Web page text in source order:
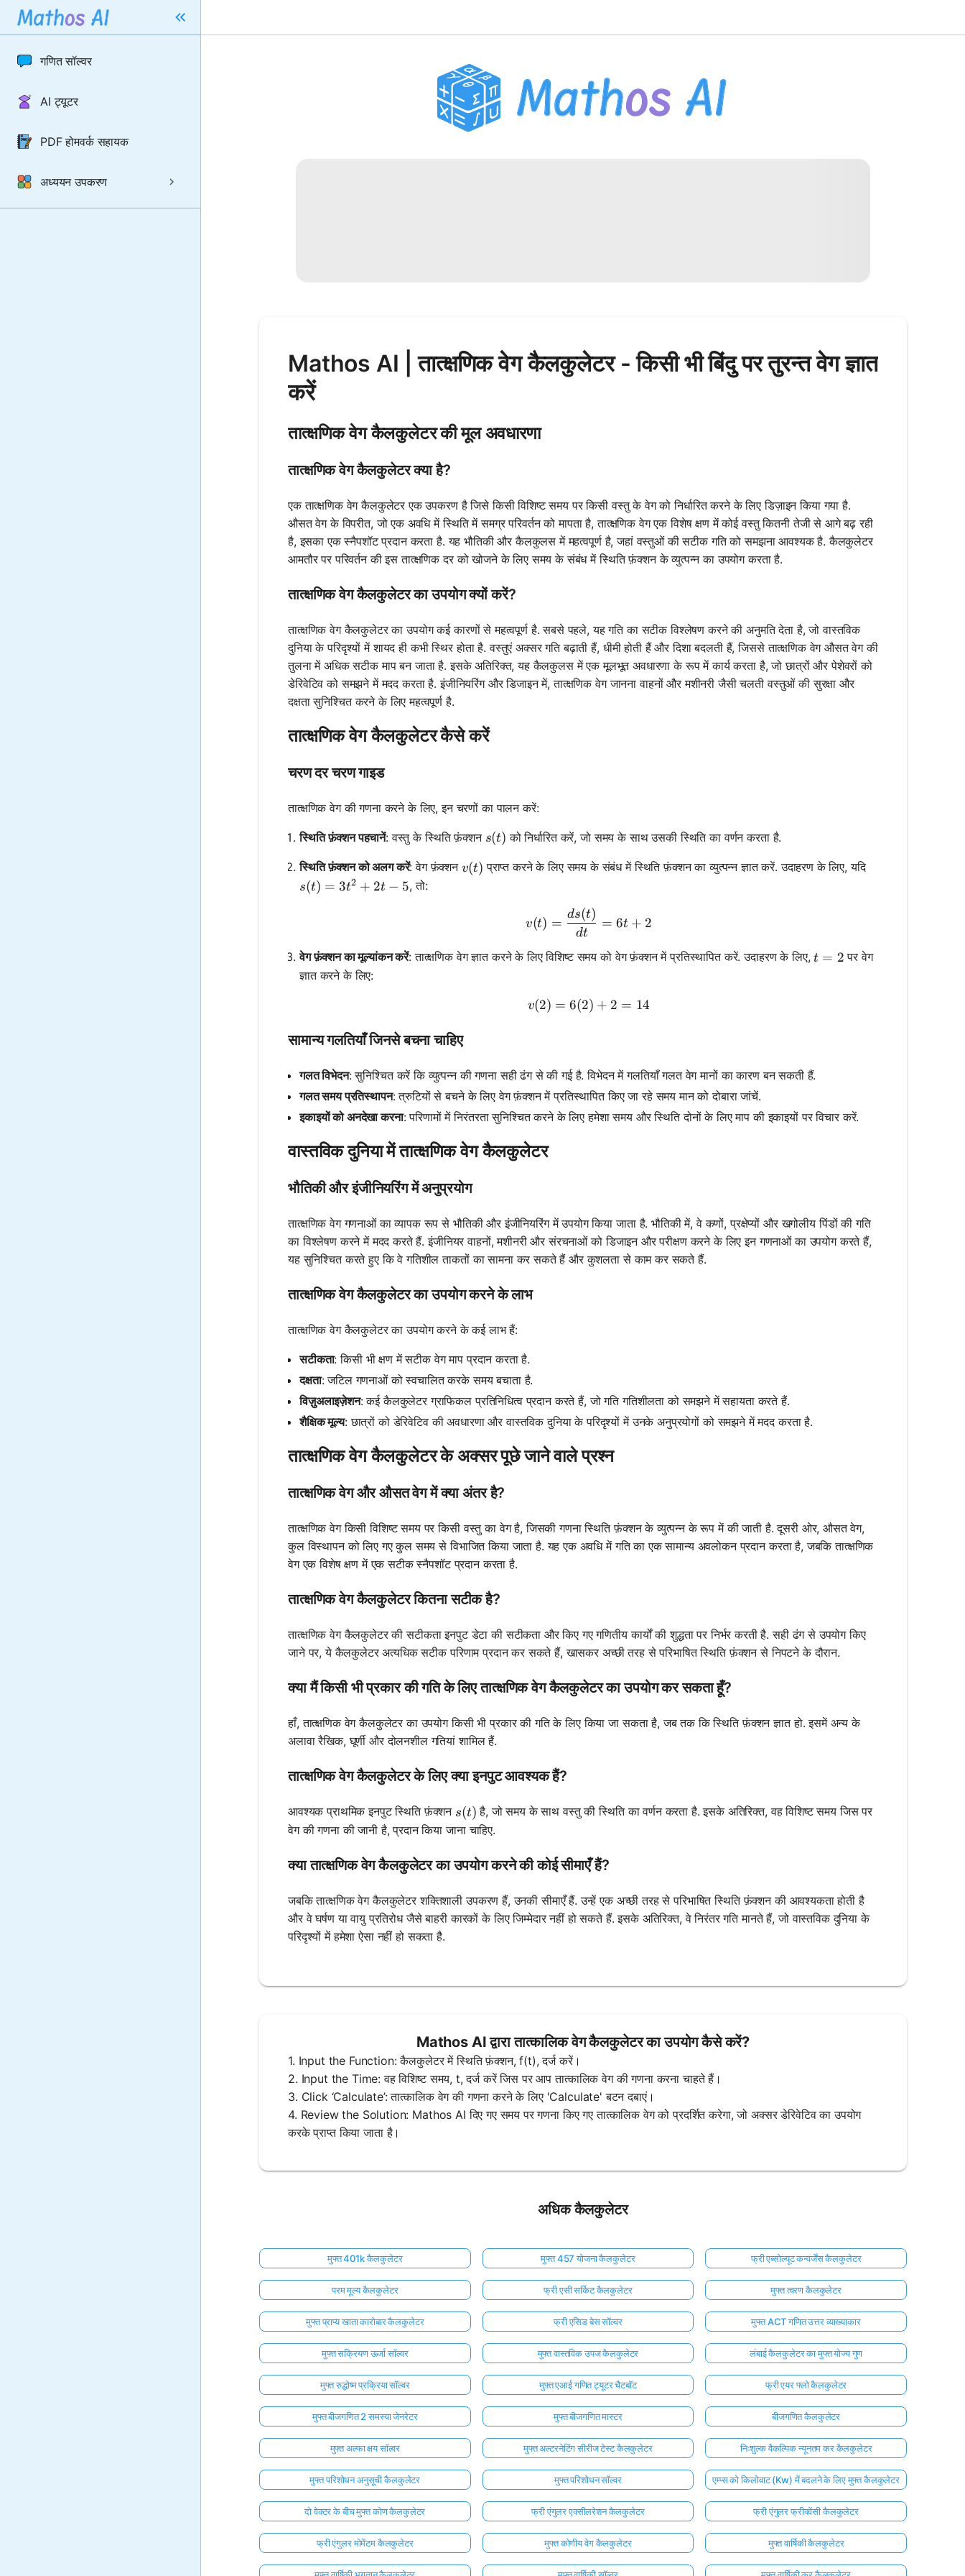
गणित सॉल्वर
AI ट्यूटर
PDF होमवर्क सहायक
अध्ययन उपकरण
Mathos AI | तात्क्षणिक वेग कैलकुलेटर - किसी भी बिंदु पर तुरन्त वेग ज्ञात
करें
तात्क्षणिक वेग कैलकुलेटर की मूल अवधारणा
तात्क्षणिक वेग कैलकुलेटर क्या है?
एक तात्क्षणिक वेग कैलकुलेटर एक उपकरण है जिसे किसी विशिष्ट समय पर किसी वस्तु के वेग को निर्धारित करने के लिए डिज़ाइन किया गया है.
औसत वेग के विपरीत, जो एक अवधि में स्थिति में समग्र परिवर्तन को मापता है, तात्क्षणिक वेग एक विशेष क्षण में कोई वस्तु कितनी तेजी से आगे बढ़ रही
है, इसका एक स्नैपशॉट प्रदान करता है. यह भौतिकी और कैलकुलस में महत्वपूर्ण है, जहां वस्तुओं की सटीक गति को समझना आवश्यक है. कैलकुलेटर
आमतौर पर परिवर्तन की इस तात्क्षणिक दर को खोजने के लिए समय के संबंध में स्थिति फ़ंक्शन के व्युत्पन्न का उपयोग करता है.
तात्क्षणिक वेग कैलकुलेटर का उपयोग क्यों करें?
तात्क्षणिक वेग कैलकुलेटर का उपयोग कई कारणों से महत्वपूर्ण है. सबसे पहले, यह गति का सटीक विश्लेषण करने की अनुमति देता है, जो वास्तविक
दुनिया के परिदृश्यों में शायद ही कभी स्थिर होता है. वस्तुएं अक्सर गति बढ़ाती हैं, धीमी होती हैं और दिशा बदलती हैं, जिससे तात्क्षणिक वेग औसत वेग की
तुलना में अधिक सटीक माप बन जाता है. इसके अतिरिक्त, यह कैलकुलस में एक मूलभूत अवधारणा के रूप में कार्य करता है, जो छात्रों और पेशेवरों को
डेरिवेटिव को समझने में मदद करता है. इंजीनियरिंग और डिजाइन में, तात्क्षणिक वेग जानना वाहनों और मशीनरी जैसी चलती वस्तुओं की सुरक्षा और
दक्षता सुनिश्चित करने के लिए महत्वपूर्ण है.
तात्क्षणिक वेग कैलकुलेटर कैसे करें
चरण दर चरण गाइड
तात्क्षणिक वेग की गणना करने के लिए, इन चरणों का पालन करें:
स्थिति फ़ंक्शन पहचानें: वस्तु के स्थिति फ़ंक्शन s(t)
s(t) को निर्धारित करें, जो समय के साथ उसकी स्थिति का वर्णन करता है.
स्थिति फ़ंक्शन को अलग करें: वेग फ़ंक्शन v(t)
v(t) प्राप्त करने के लिए समय के संबंध में स्थिति फ़ंक्शन का व्युत्पन्न ज्ञात करें. उदाहरण के लिए, यदि
s(t) = 3t^2 + 2t - 5
s(t) = 3t2 + 2t − 5, तो:
v(t) = \frac{ds(t)}{dt} = 6t + 2
v(t) =
dt
ds(t)
= 6t + 2
वेग फ़ंक्शन का मूल्यांकन करें: तात्क्षणिक वेग ज्ञात करने के लिए विशिष्ट समय को वेग फ़ंक्शन में प्रतिस्थापित करें. उदाहरण के लिए,t = 2
t = 2 पर वेग
ज्ञात करने के लिए:
v(2) = 6(2) + 2 = 14
v(2) = 6(2) + 2 = 14
सामान्य गलतियाँ जिनसे बचना चाहिए
गलत विभेदन: सुनिश्चित करें कि व्युत्पन्न की गणना सही ढंग से की गई है. विभेदन में गलतियाँ गलत वेग मानों का कारण बन सकती हैं.
गलत समय प्रतिस्थापन: त्रुटियों से बचने के लिए वेग फ़ंक्शन में प्रतिस्थापित किए जा रहे समय मान को दोबारा जांचें.
इकाइयों को अनदेखा करना: परिणामों में निरंतरता सुनिश्चित करने के लिए हमेशा समय और स्थिति दोनों के लिए माप की इकाइयों पर विचार करें.
वास्तविक दुनिया में तात्क्षणिक वेग कैलकुलेटर
भौतिकी और इंजीनियरिंग में अनुप्रयोग
तात्क्षणिक वेग गणनाओं का व्यापक रूप से भौतिकी और इंजीनियरिंग में उपयोग किया जाता है. भौतिकी में, वे कणों, प्रक्षेप्यों और खगोलीय पिंडों की गति
का विश्लेषण करने में मदद करते हैं. इंजीनियर वाहनों, मशीनरी और संरचनाओं को डिजाइन और परीक्षण करने के लिए इन गणनाओं का उपयोग करते हैं,
यह सुनिश्चित करते हुए कि वे गतिशील ताकतों का सामना कर सकते हैं और कुशलता से काम कर सकते हैं.
तात्क्षणिक वेग कैलकुलेटर का उपयोग करने के लाभ
तात्क्षणिक वेग कैलकुलेटर का उपयोग करने के कई लाभ हैं:
सटीकता: किसी भी क्षण में सटीक वेग माप प्रदान करता है.
दक्षता: जटिल गणनाओं को स्वचालित करके समय बचाता है.
विज़ुअलाइज़ेशन: कई कैलकुलेटर ग्राफिकल प्रतिनिधित्व प्रदान करते हैं, जो गति गतिशीलता को समझने में सहायता करते हैं.
शैक्षिक मूल्य: छात्रों को डेरिवेटिव की अवधारणा और वास्तविक दुनिया के परिदृश्यों में उनके अनुप्रयोगों को समझने में मदद करता है.
तात्क्षणिक वेग कैलकुलेटर के अक्सर पूछे जाने वाले प्रश्न
तात्क्षणिक वेग और औसत वेग में क्या अंतर है?
तात्क्षणिक वेग किसी विशिष्ट समय पर किसी वस्तु का वेग है, जिसकी गणना स्थिति फ़ंक्शन के व्युत्पन्न के रूप में की जाती है. दूसरी ओर, औसत वेग,
कुल विस्थापन को लिए गए कुल समय से विभाजित किया जाता है. यह एक अवधि में गति का एक सामान्य अवलोकन प्रदान करता है, जबकि तात्क्षणिक
वेग एक विशेष क्षण में एक सटीक स्नैपशॉट प्रदान करता है.
तात्क्षणिक वेग कैलकुलेटर कितना सटीक है?
तात्क्षणिक वेग कैलकुलेटर की सटीकता इनपुट डेटा की सटीकता और किए गए गणितीय कार्यों की शुद्धता पर निर्भर करती है. सही ढंग से उपयोग किए
जाने पर, ये कैलकुलेटर अत्यधिक सटीक परिणाम प्रदान कर सकते हैं, खासकर अच्छी तरह से परिभाषित स्थिति फ़ंक्शन से निपटने के दौरान.
क्या मैं किसी भी प्रकार की गति के लिए तात्क्षणिक वेग कैलकुलेटर का उपयोग कर सकता हूँ?
हाँ, तात्क्षणिक वेग कैलकुलेटर का उपयोग किसी भी प्रकार की गति के लिए किया जा सकता है, जब तक कि स्थिति फ़ंक्शन ज्ञात हो. इसमें अन्य के
अलावा रैखिक, घूर्णी और दोलनशील गतियां शामिल हैं.
तात्क्षणिक वेग कैलकुलेटर के लिए क्या इनपुट आवश्यक हैं?
आवश्यक प्राथमिक इनपुट स्थिति फ़ंक्शन s(t)
s(t) है, जो समय के साथ वस्तु की स्थिति का वर्णन करता है. इसके अतिरिक्त, वह विशिष्ट समय जिस पर
वेग की गणना की जानी है, प्रदान किया जाना चाहिए.
क्या तात्क्षणिक वेग कैलकुलेटर का उपयोग करने की कोई सीमाएँ हैं?
जबकि तात्क्षणिक वेग कैलकुलेटर शक्तिशाली उपकरण हैं, उनकी सीमाएँ हैं. उन्हें एक अच्छी तरह से परिभाषित स्थिति फ़ंक्शन की आवश्यकता होती है
और वे घर्षण या वायु प्रतिरोध जैसे बाहरी कारकों के लिए जिम्मेदार नहीं हो सकते हैं. इसके अतिरिक्त, वे निरंतर गति मानते हैं, जो वास्तविक दुनिया के
परिदृश्यों में हमेशा ऐसा नहीं हो सकता है.
Mathos AI द्वारा तात्कालिक वेग कैलकुलेटर का उपयोग कैसे करें?
1. Input the Function: कैलकुलेटर में स्थिति फ़ंक्शन, f(t), दर्ज करें।
2. Input the Time: वह विशिष्ट समय, t, दर्ज करें जिस पर आप तात्कालिक वेग की गणना करना चाहते हैं।
3. Click ‘Calculate’: तात्कालिक वेग की गणना करने के लिए 'Calculate' बटन दबाएं।
4. Review the Solution: Mathos AI दिए गए समय पर गणना किए गए तात्कालिक वेग को प्रदर्शित करेगा, जो अक्सर डेरिवेटिव का उपयोग
करके प्राप्त किया जाता है।
अधिक कैलकुलेटर
मुफ्त 401k कैलकुलेटर मुफ्त 457 योजना कैलकुलेटर फ्री एब्सोल्यूट कन्वर्जेंस कैलकुलेटर
परम मूल्य कैलकुलेटर फ्री एसी सर्किट कैलकुलेटर मुफ्त त्वरण कैलकुलेटर
मुफ्त प्राप्य खाता कारोबार कैलकुलेटर फ्री एसिड बेस सॉल्वर मुफ्त ACT गणित उत्तर व्याख्याकार
मुफ्त सक्रियण ऊर्जा सॉल्वर मुफ्त वास्तविक उपज कैलकुलेटर लंबाई कैलकुलेटर का मुफ्त योज्य गुण
मुफ्त रुद्धोष्म प्रक्रिया सॉल्वर मुफ़्त एआई गणित ट्यूटर चैटबॉट फ्री एयर फ्लो कैलकुलेटर
मुफ्त बीजगणित 2 समस्या जेनरेटर मुफ्त बीजगणित मास्टर बीजगणित कैलकुलेटर
मुफ्त अल्फा क्षय सॉल्वर मुफ्त अल्टरनेटिंग सीरीज टेस्ट कैलकुलेटर निःशुल्क वैकल्पिक न्यूनतम कर कैलकुलेटर
मुफ्त परिशोधन अनुसूची कैलकुलेटर मुफ्त परिशोधन सॉल्वर एम्प्स को किलोवाट (Kw) में बदलने के लिए मुफ्त कैलकुलेटर
दो वेक्टर के बीच मुफ्त कोण कैलकुलेटर फ्री एंगुलर एक्सीलरेशन कैलकुलेटर फ्री एंगुलर फ्रीक्वेंसी कैलकुलेटर
फ्री एंगुलर मोमेंटम कैलकुलेटर मुफ्त कोणीय वेग कैलकुलेटर मुफ्त वार्षिकी कैलकुलेटर